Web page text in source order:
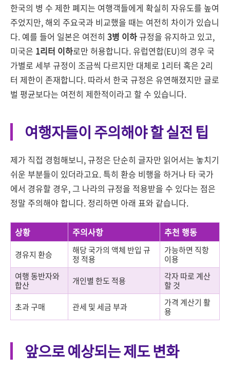
한국의 병 수 제한 폐지는 여행객들에게 확실히 자유도를 높여
주었지만, 해외 주요국과 비교했을 때는 여전히 차이가 있습니
다. 예를 들어 일본은 여전히 3병 이하규정을 유지하고 있고,
미국은 1리터 이하로만 허용합니다. 유럽연합(EU)의 경우 국
가별로 세부 규정이 조금씩 다르지만 대체로 1리터 혹은 2리
터 제한이 존재합니다. 따라서 한국 규정은 유연해졌지만 글로
벌 평균보다는 여전히 제한적이라고 할 수 있습니다.
여행자들이 주의해야 할 실전 팁
제가 직접 경험해보니, 규정은 단순히 글자만 읽어서는 놓치기
쉬운 부분들이 있더라고요. 특히 환승 비행을 하거나 타 국가
에서 경유할 경우, 그 나라의 규정을 적용받을 수 있다는 점은
정말 주의해야 합니다. 정리하면 아래 표와 같습니다.
상황 주의사항 추천 행동
경유지 환승
해당 국가의 액체 반입 규
정 적용
가능하면 직항
이용
여행 동반자와
합산
개인별 한도 적용
각자 따로 계산
할 것
초과 구매
관세 및 세금 부과
가격 계산기 활
용
앞으로 예상되는 제도 변화